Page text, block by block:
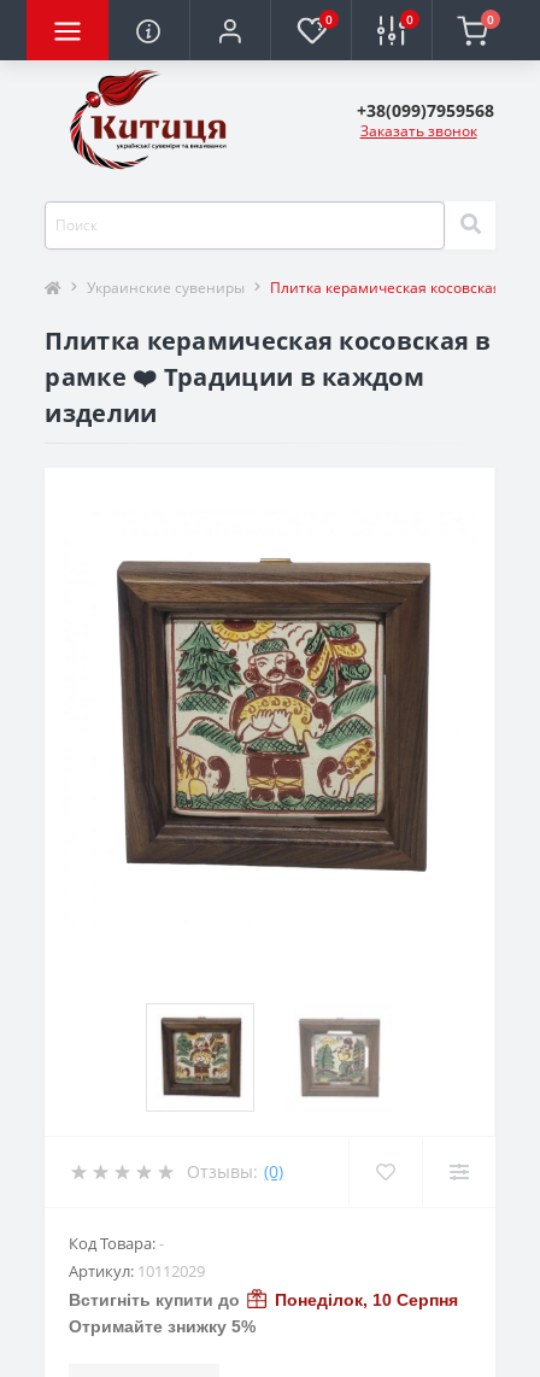
0 0 0
+38(099)7959568
Заказать звонок
Украинские сувениры Плитка керамическая косовская в
Плитка керамическая косовская в
рамке ❤️ Традиции в каждом
изделии
Отзывы: (0)
Код Товара:-
Артикул: 10112029
Встигніть купити до
Понеділок, 10 Серпня
Отримайте знижку 5%